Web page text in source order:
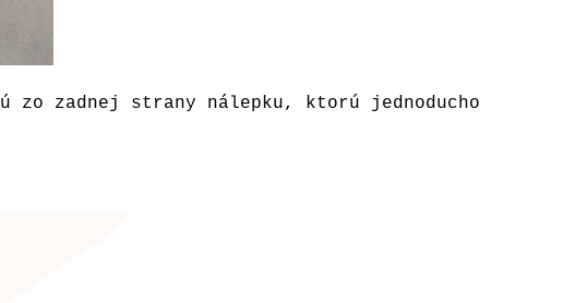
zo zadnej strany nálepku, ktorú jednoducho